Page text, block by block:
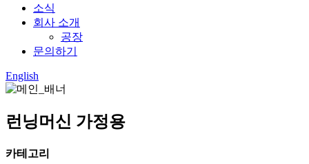
소식
회사 소개
공장
문의하기
English
런닝머신 가정용
카테고리